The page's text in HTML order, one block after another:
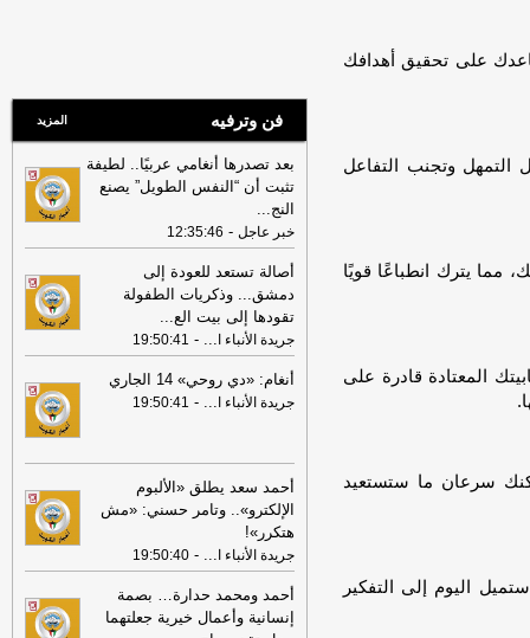
على تحقيق أهدافك
التمهل وتجنب التفاعل
يترك انطباعًا قويًا
المعتادة قادرة على
سرعان ما ستستعيد
اليوم إلى التفكير
فن وترفيه المزيد
بعد تصدرها أنغامي عربيًا.. لطيفة
تثبت أن “النفس الطويل” يصنع
النج...
خبر عاجل -
12:35:46
أصالة تستعد للعودة إلى
دمشق... وذكريات الطفولة
تقودها إلى بيت الع...
جريدة الأنباء ا ...
-
19:50:41
أنغام: «دي روحي» 14 الجاري
جريدة الأنباء ا ...
-
19:50:41
أحمد سعد يطلق «الألبوم
الإلكترو».. وتامر حسني: «مش
هتكرر»!
جريدة الأنباء ا ...
-
19:50:40
أحمد ومحمد حدارة… بصمة
إنسانية وأعمال خيرية جعلتهما